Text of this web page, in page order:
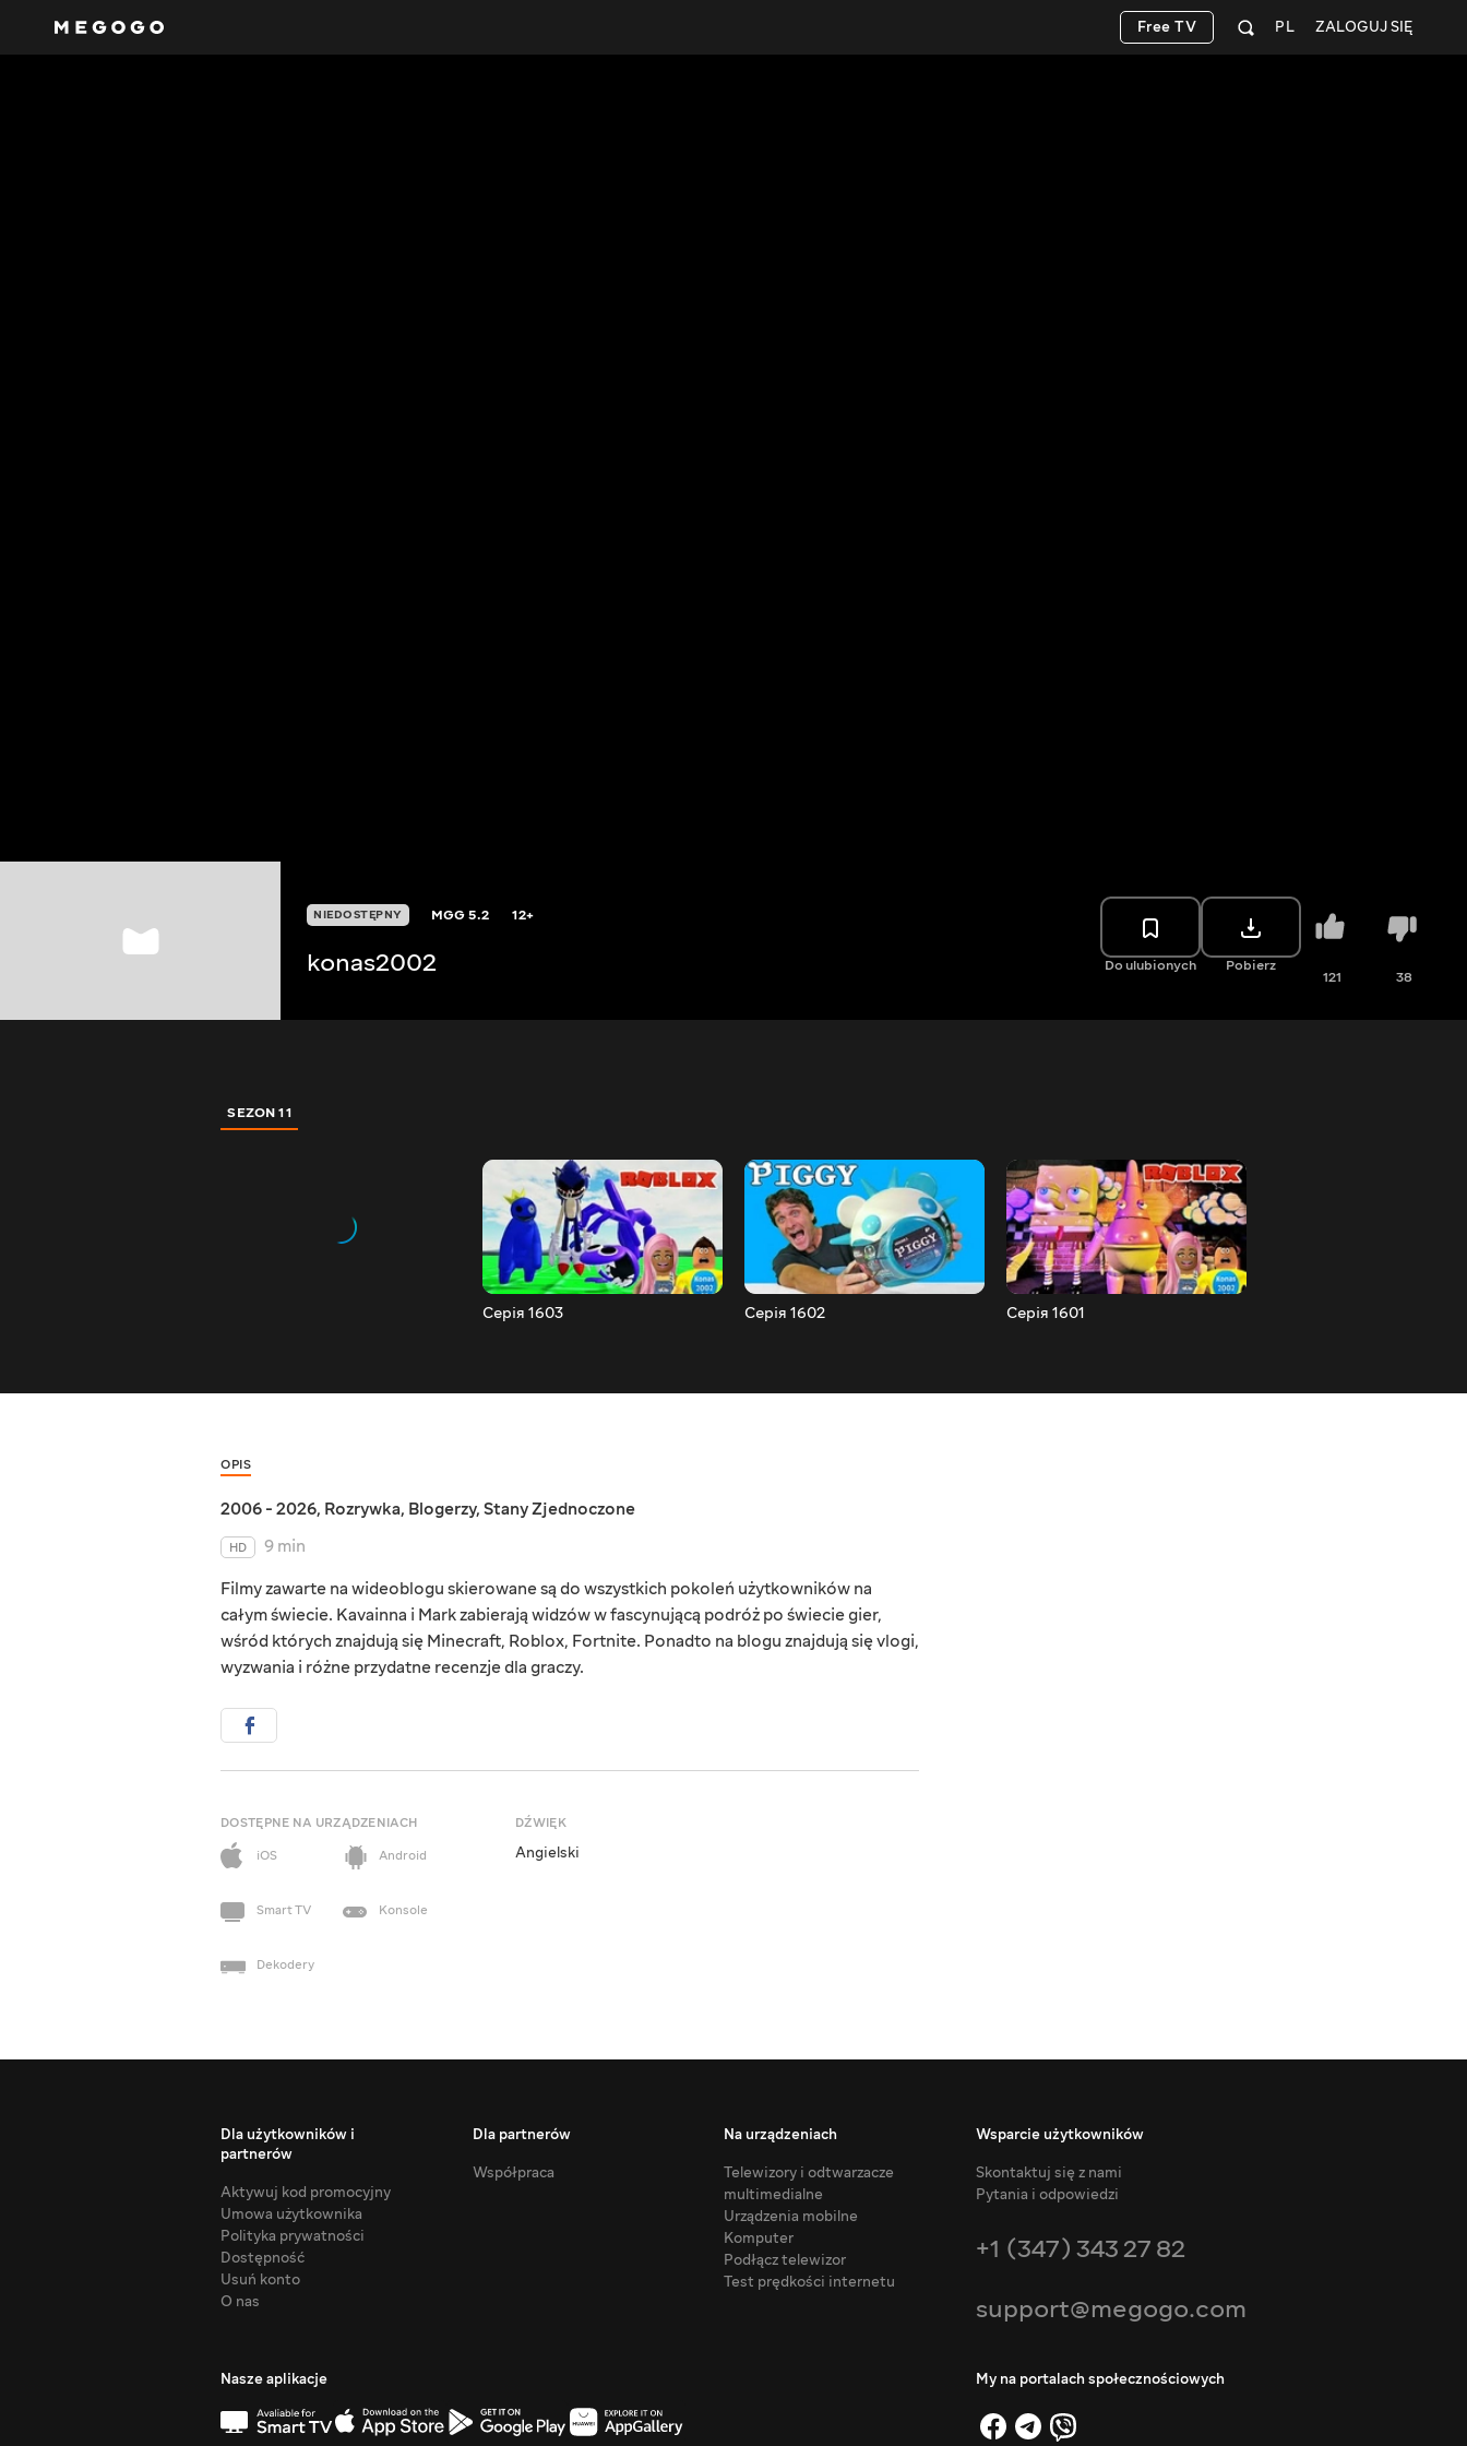
ZALOGUJ SIĘ
PL
Free TV
NIEDOSTĘPNY MGG5.2 12+
konas2002 Do ulubionych Pobierz
121 38
SEZON 11
Серія 1603 Серія 1602 Серія 1601
OPIS
2006 - 2026, Rozrywka, Blogerzy, Stany Zjednoczone
HD
9 min
Filmy zawarte na wideoblogu skierowane są do wszystkich pokoleń użytkowników na
całym świecie. Kavainna i Mark zabierają widzów w fascynującą podróż po świecie gier,
wśród których znajdują się Minecraft, Roblox, Fortnite. Ponadto na blogu znajdują się vlogi,
wyzwania i różne przydatne recenzje dla graczy.
DOSTĘPNE NA URZĄDZENIACH
iOS
Android
Smart TV Konsole
Dekodery
DŹWIĘK
Angielski
Dla użytkowników i
partnerów
Aktywuj kod promocyjny
Umowa użytkownika
Polityka prywatności
Dostępność
Usuń konto
O nas
Dla partnerów
Współpraca
Na urządzeniach
Telewizory i odtwarzacze
multimedialne
Urządzenia mobilne
Komputer
Podłącz telewizor
Test prędkości internetu
Wsparcie użytkowników
Skontaktuj się z nami
Pytania i odpowiedzi
+1 (347) 343 27 82
support@megogo.com
Nasze aplikacje My na portalach społecznościowych